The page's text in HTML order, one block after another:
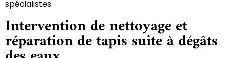
spécialistes.
Intervention de nettoyage et
réparation de tapis suite à dégâts